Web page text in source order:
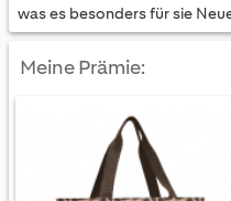
was es besonders für sie
Meine Prämie: